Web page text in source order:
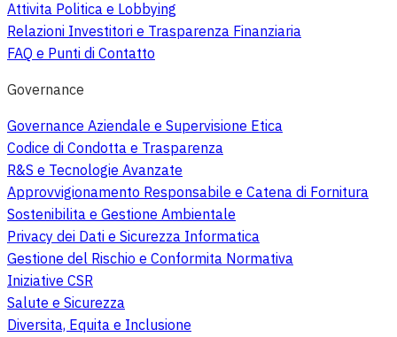
Attivita Politica e Lobbying
Relazioni Investitori e Trasparenza Finanziaria
FAQ e Punti di Contatto
Governance
Governance Aziendale e Supervisione Etica
Codice di Condotta e Trasparenza
R&S e Tecnologie Avanzate
Approvvigionamento Responsabile e Catena di Fornitura
Sostenibilita e Gestione Ambientale
Privacy dei Dati e Sicurezza Informatica
Gestione del Rischio e Conformita Normativa
Iniziative CSR
Salute e Sicurezza
Diversita, Equita e Inclusione